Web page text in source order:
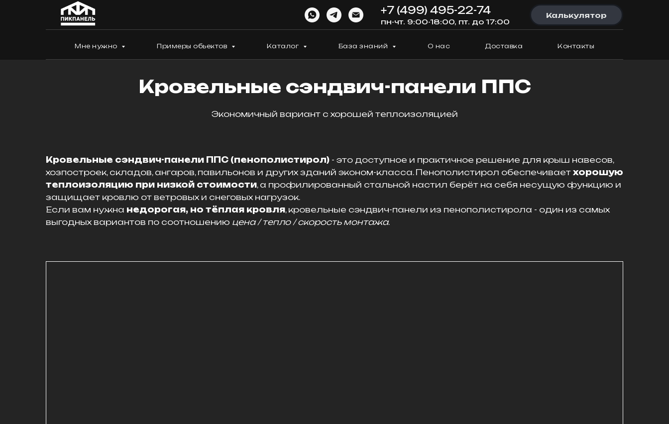
+7 (499) 495-22-74
пн-чт. 9:00-18:00, пт. до 17:00
Калькулятор
Мне нужно Примеры обьектов Каталог База знаний О нас Доставка Контакты
Кровельные сэндвич-панели ППС
Экономичный вариант с хорошей теплоизоляцией
Кровельные сэндвич-панели ППС (пенополистирол) - это доступное и практичное решение для крыш навесов,
хозпостроек, складов, ангаров, павильонов и других зданий эконом-класса. Пенополистирол обеспечивает хорошую
теплоизоляцию при низкой стоимости, а профилированный стальной настил берёт на себя несущую функцию и
защищает кровлю от ветровых и снеговых нагрузок.
Если вам нужна недорогая, но тёплая кровля, кровельные сэндвич-панели из пенополистирола - один из самых
выгодных вариантов по соотношению цена / тепло / скорость монтажа.